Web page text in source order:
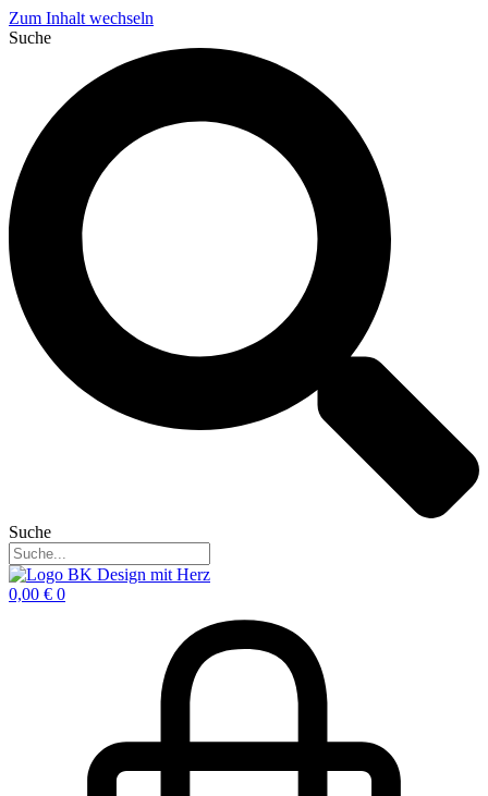
Zum Inhalt wechseln
Suche
Suche
0,00 € 0